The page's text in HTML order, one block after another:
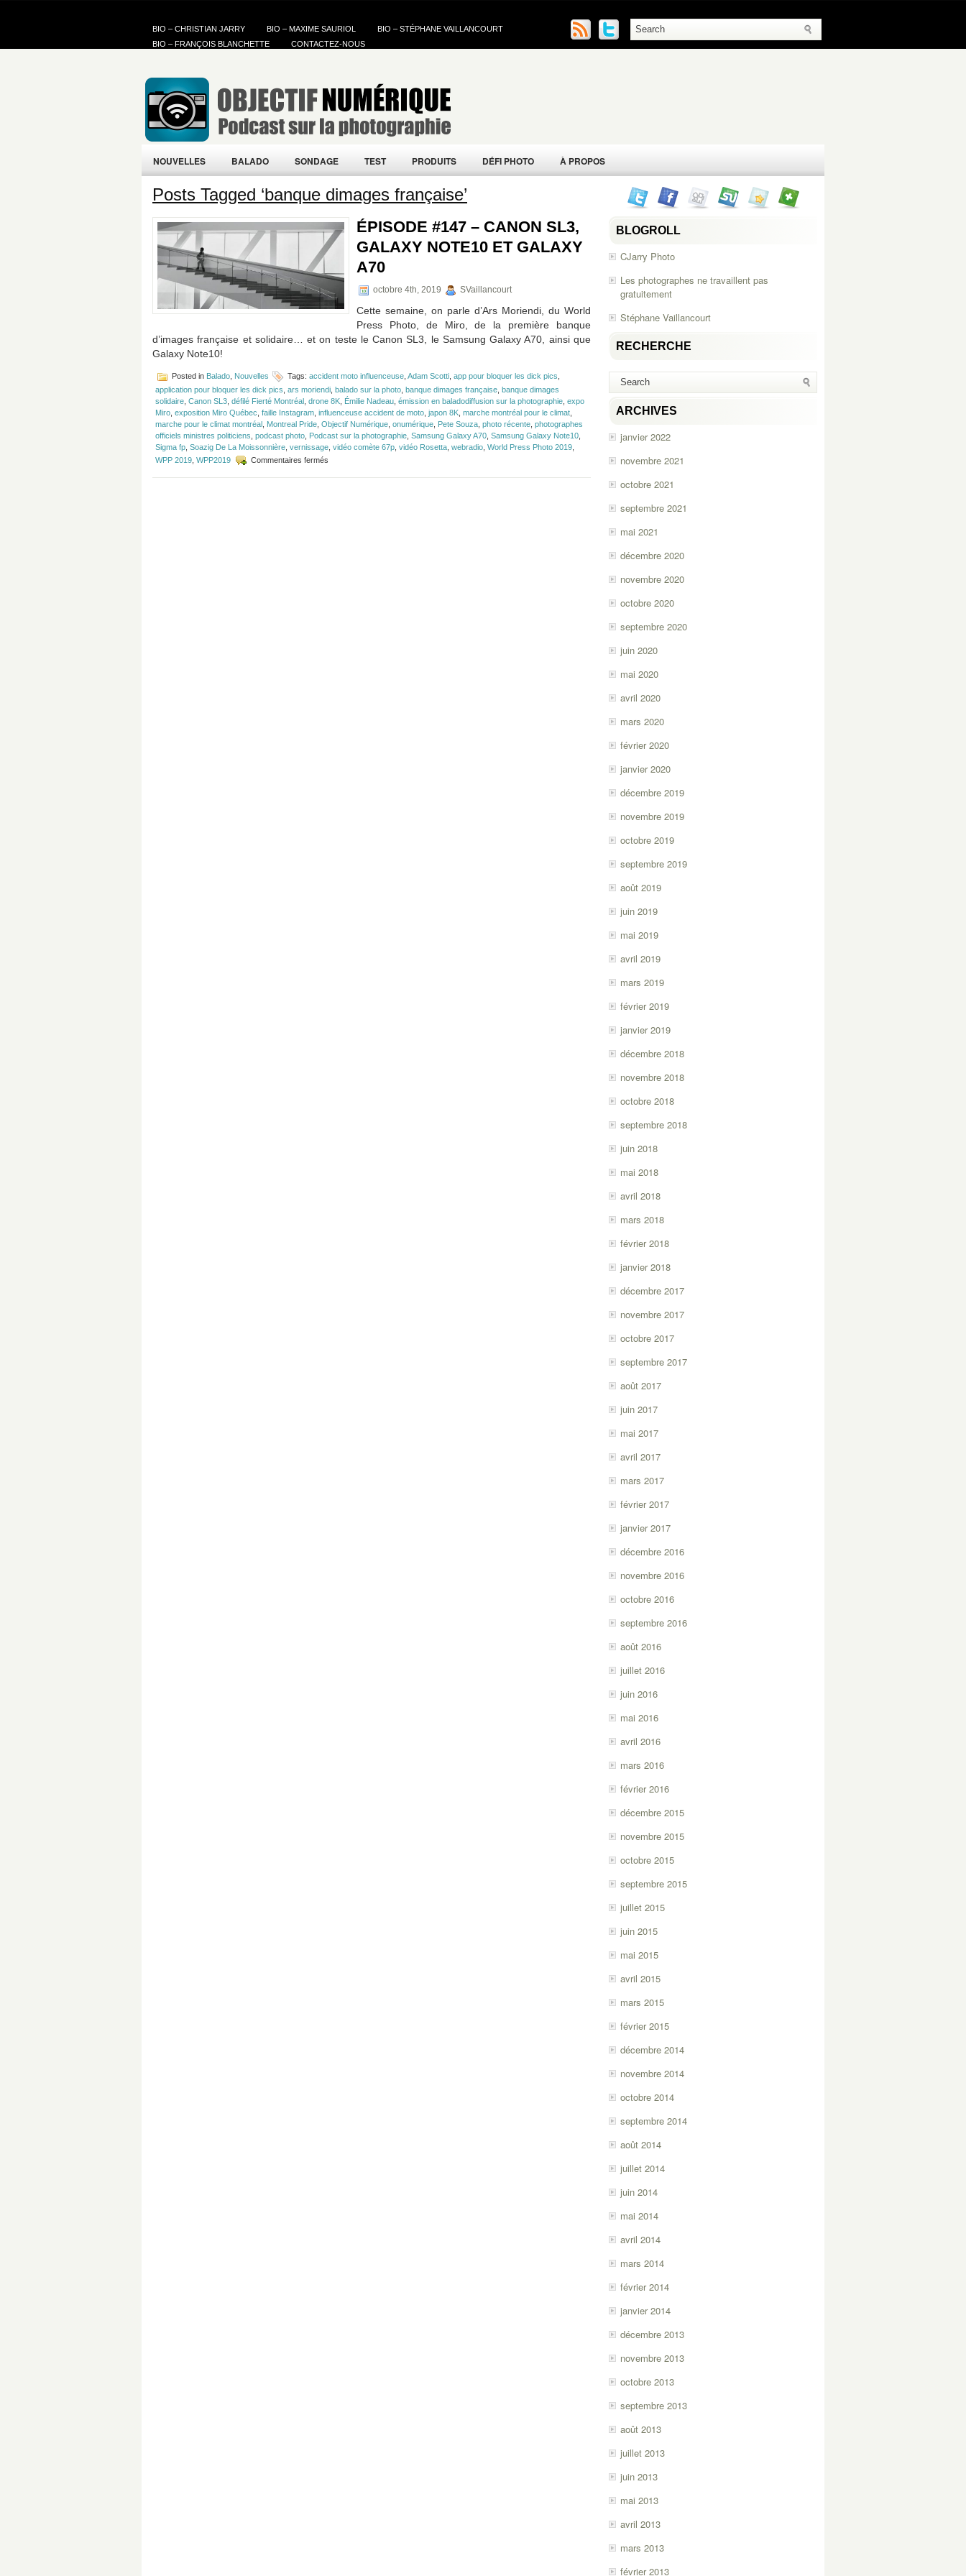
BIO – CHRISTIAN JARRY BIO – MAXIME SAURIOL
BIO – STÉPHANE VAILLANCOURT
BIO – FRANÇOIS BLANCHETTE
CONTACTEZ-NOUS
NOUVELLES BALADO SONDAGE TEST PRODUITS DÉFI PHOTO À PROPOS
Posts Tagged ‘banque dimages française’
ÉPISODE #147 – CANON SL3,
GALAXY NOTE10 ET GALAXY
A70
octobre 4th, 2019 SVaillancourt
Cette semaine, on parle d’Ars Moriendi, du World
Press Photo, de Miro, de la première banque
d’images française et solidaire… et on teste le Canon SL3, le Samsung Galaxy A70, ainsi que
Galaxy Note10!
Posted in Balado Nouvelles Tags: accident moto influenceuse Adam Scotti app pour bloquer les dick pics
application pour bloquer les dick pics ars moriendi balado sur la photo banque dimages française banque dimages
solidaire Canon SL3 défilé Fierté Montréal drone 8K Émilie Nadeau émission en baladodiffusion sur la photographie expo
Miro exposition Miro Québec faille Instagram influenceuse accident de moto japon 8K marche montréal pour le climat
marche pour le climat montréal Montreal Pride Objectif Numérique onumérique Pete Souza photo récente photographes
officiels ministres politiciens podcast photo Podcast sur la photographie Samsung Galaxy A70 Samsung Galaxy Note10
Sigma fp Soazig De La Moissonnière vernissage vidéo comète 67p vidéo Rosetta webradio World Press Photo 2019
WPP 2019 WPP2019 Commentaires fermés
#147
BLOGROLL
CJarry Photo
Les photographes ne travaillent pas
gratuitement
Stéphane Vaillancourt
RECHERCHE
ARCHIVES
janvier 2022
novembre 2021
octobre 2021
septembre 2021
mai 2021
décembre 2020
novembre 2020
octobre 2020
septembre 2020
juin 2020
mai 2020
avril 2020
mars 2020
février 2020
janvier 2020
décembre 2019
novembre 2019
octobre 2019
septembre 2019
août 2019
juin 2019
mai 2019
avril 2019
mars 2019
février 2019
janvier 2019
décembre 2018
novembre 2018
octobre 2018
septembre 2018
juin 2018
mai 2018
avril 2018
mars 2018
février 2018
janvier 2018
décembre 2017
novembre 2017
octobre 2017
septembre 2017
août 2017
juin 2017
mai 2017
avril 2017
mars 2017
février 2017
janvier 2017
décembre 2016
novembre 2016
octobre 2016
septembre 2016
août 2016
juillet 2016
juin 2016
mai 2016
avril 2016
mars 2016
février 2016
décembre 2015
novembre 2015
octobre 2015
septembre 2015
juillet 2015
juin 2015
mai 2015
avril 2015
mars 2015
février 2015
décembre 2014
novembre 2014
octobre 2014
septembre 2014
août 2014
juillet 2014
juin 2014
mai 2014
avril 2014
mars 2014
février 2014
janvier 2014
décembre 2013
novembre 2013
octobre 2013
septembre 2013
août 2013
juillet 2013
juin 2013
mai 2013
avril 2013
mars 2013
février 2013